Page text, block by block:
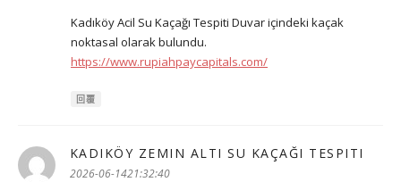
Kadıköy Acil Su Kaçağı Tespiti Duvar içindeki kaçak
noktasal olarak bulundu.
https://www.rupiahpaycapitals.com/
回覆
KADIKÖY ZEMIN ALTI SU KAÇAĞI TESPITI
2026-06-1421:32:40